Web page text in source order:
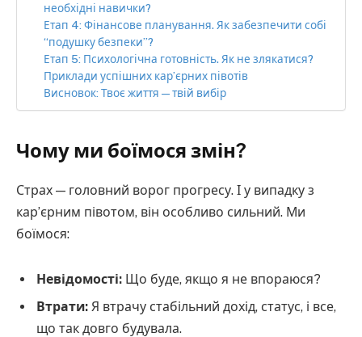
необхідні навички?
Етап 4: Фінансове планування. Як забезпечити собі
“подушку безпеки”?
Етап 5: Психологічна готовність. Як не злякатися?
Приклади успішних кар’єрних півотів
Висновок: Твоє життя — твій вибір
Чому ми боїмося змін?
Страх — головний ворог прогресу. І у випадку з
кар’єрним півотом, він особливо сильний. Ми
боїмося:
Невідомості: Що буде, якщо я не впораюся?
Втрати: Я втрачу стабільний дохід, статус, і все,
що так довго будувала.